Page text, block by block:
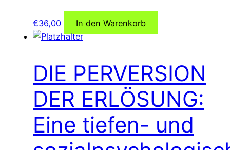
€36,00 In den Warenkorb
DIE PERVERSION
DER ERLÖSUNG:
Eine tiefen- und